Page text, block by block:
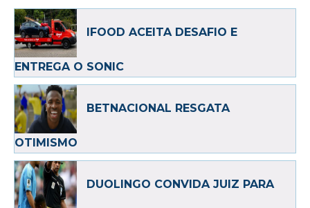
IFOOD ACEITA DESAFIO E
ENTREGA O SONIC
BETNACIONAL RESGATA
OTIMISMO
DUOLINGO CONVIDA JUIZ PARA